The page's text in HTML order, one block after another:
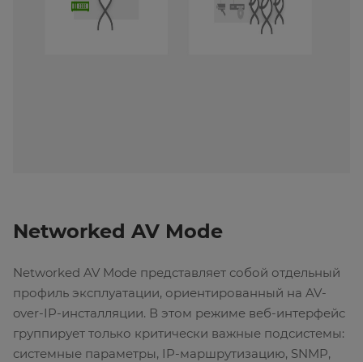
Networked AV Mode
Networked AV Mode представляет собой отдельный
профиль эксплуатации, ориентированный на AV-
over-IP-инсталляции. В этом режиме веб-интерфейс
группирует только критически важные подсистемы:
системные параметры, IP-маршрутизацию, SNMP,